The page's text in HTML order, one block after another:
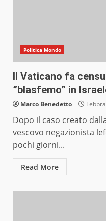
Politica Mondo
Il Vaticano fa
”blasfemo” in
Marco Benedetto
Dopo il caso creato
vescovo negazionista
pochi giorni...
Read More